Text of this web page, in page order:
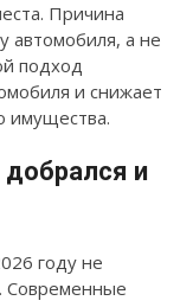
Причина
автомобиля, а не
подход
и снижает
имущества.
и
году не
Современные